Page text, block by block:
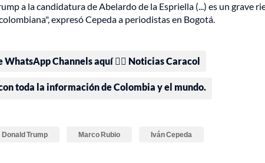
a la candidatura de Abelardo de la Espriella (...) es un grave
expresó Cepeda a periodistas en Bogotá.
Channels aquí 👉🏻 Noticias Caracol
toda la información de Colombia y el mundo.
Donald Trump Marco Rubio Iván Cepeda